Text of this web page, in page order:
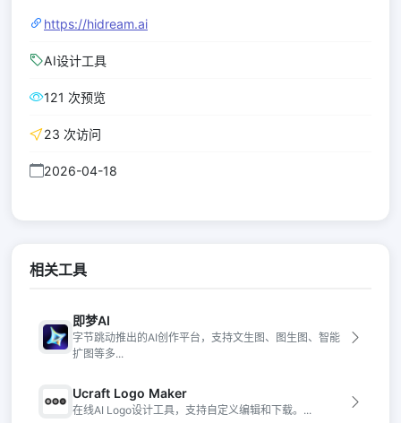
https://hidream.ai
AI设计工具
121 次预览
23 次访问
2026-04-18
相关工具
即梦AI
字节跳动推出的AI创作平台，支持文生图、图生图、智能
扩图等多...
Ucraft Logo Maker
在线AI Logo设计工具，支持自定义编辑和下载。...